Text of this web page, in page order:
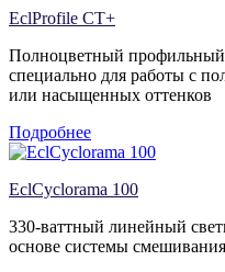
EclProfile CT+
Полноцветный
специально для работы с
или насыщенных оттенков
Подробнее
EclCyclorama 100
330-ваттный линейный
основе системы